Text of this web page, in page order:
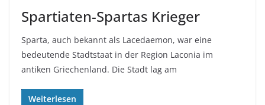
Spartiaten-Spartas Krieger
Sparta, auch bekannt als Lacedaemon, war eine
bedeutende Stadtstaat in der Region Laconia im
antiken Griechenland. Die Stadt lag am
Weiterlesen